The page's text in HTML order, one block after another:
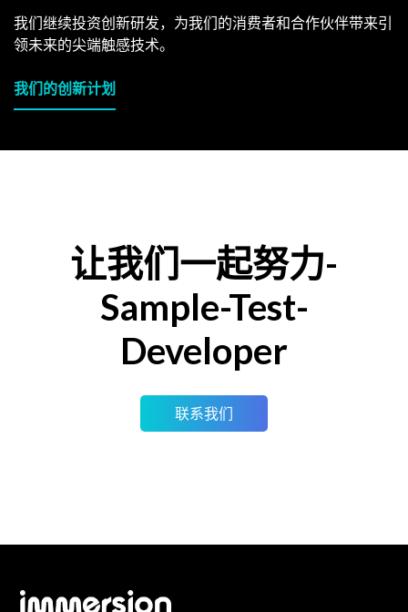
我们继续投资创新研发，为我们的消费者和合作伙伴带来引
领未来的尖端触感技术。
我们的创新计划
让我们一起努力-
Sample-Test-
Developer
联系我们